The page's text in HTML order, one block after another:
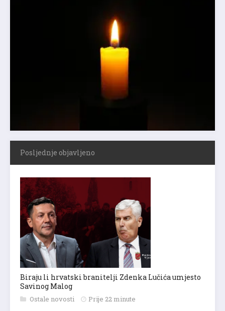
Posljednje objavljeno
Biraju li hrvatski branitelji Zdenka Lučića umjesto
Savinog Malog
Ostale novosti Prije 22 minute